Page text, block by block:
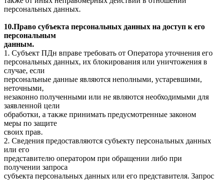
персональных данных.
10.Право субъекта персональных данных на доступ к его
персональным
данным.
1. Субъект ПДн вправе требовать от Оператора уточнения его
персональных данных, их блокирования или уничтожения в
случае, если
персональные данные являются неполными, устаревшими,
неточными,
незаконно полученными или не являются необходимыми для
заявленной цели
обработки, а также принимать предусмотренные законом
меры по защите
своих прав.
2. Сведения предоставляются субъекту персональных данных
или его
представителю оператором при обращении либо при
получении запроса
субъекта персональных данных или его представителя. Запрос